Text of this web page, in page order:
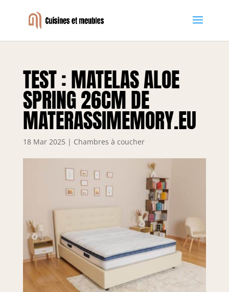
TEST : MATELAS ALOE
SPRING 26CM DE
MATERASSIMEMORY.EU
18 Mar 2025 | Chambres à coucher